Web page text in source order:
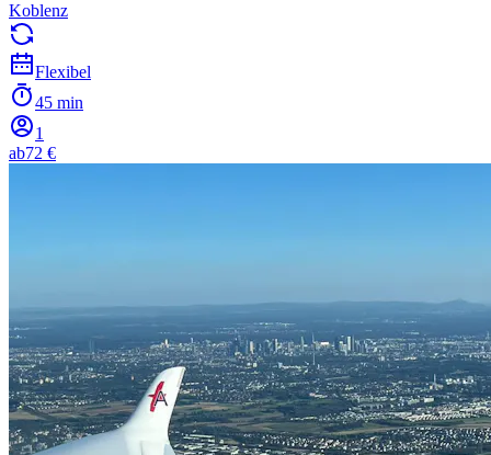
Koblenz
Flexibel
45 min
1
ab72 €